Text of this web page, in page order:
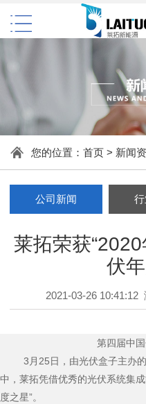
您的位置： 首页> 新闻
公司新闻
莱拓荣获
伏
2021-03-26
第四届中
3月25日，由光伏盒子主办
中，莱拓凭借优秀的光伏系统集
度之星”。